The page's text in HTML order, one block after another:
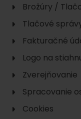
Brožúry /
Tlačové
Fakturačné
Logo na
Zverejňovanie
Spracovanie
Cookies